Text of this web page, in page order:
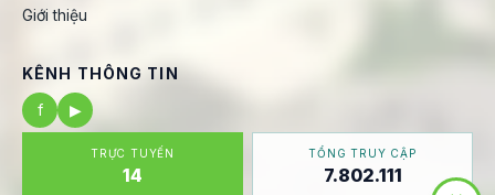
Giới thiệu
KÊNH THÔNG TIN
f
▶
TRỰC TUYẾN
14
TỔNG TRUY CẬP
7.802.111